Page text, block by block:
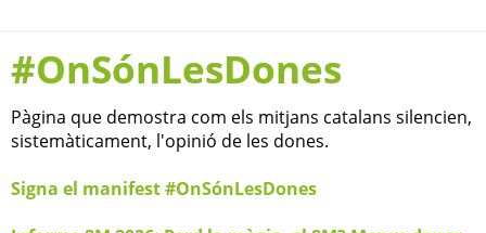
#OnSónLesDones
Pàgina que demostra com els mitjans catalans silencien,
sistemàticament, l'opinió de les dones.
Signa el manifest #OnSónLesDones